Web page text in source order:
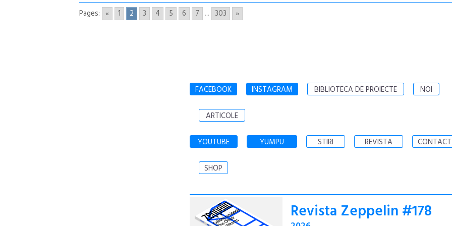
Pages: « 1 2 3 4 5 6 7 ... 303 »
FACEBOOK INSTAGRAM BIBLIOTECA DE PROIECTE NOI
ARTICOLE
YOUTUBE YUMPU STIRI REVISTA CONTACT
SHOP
Revista Zeppelin #178